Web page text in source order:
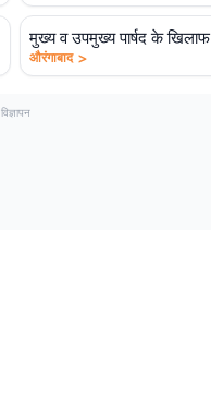
मुख्य व उपमुख्य पार्षद के खिलाफ
औरंगाबाद >
विज्ञापन